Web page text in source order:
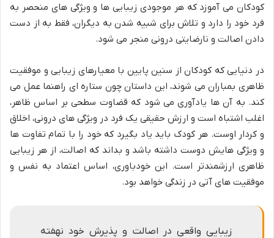
کودکان می آموزد که هر موجودی زیبایی ها و ویژگی های منحصر به
فرد خود را دارد و تلاش برای شبیه شدن به دیگران، فقط به از دست
دادن اصالت و نارضایتی درونی منجر می شود.
در دنیایی که کودکان از سنین پایین با معیارهای زیبایی و موفقیت
ظاهری بمباران می شوند، این داستان چون ستاره ای راهنما عمل می
کند. به آن ها یادآوری می شود که قضاوت سطحی بر اساس ظاهر،
اغلب اشتباه است و ارزش حقیقی یک فرد در ویژگی های درونی، اخلاق
و کردار اوست. هر کودک باید یاد بگیرد که خود را با تمام تفاوت ها
و ویژگی هایش دوست داشته باشد و بداند که اصالت، از هر زیبایی
ظاهری ارزشمندتر است. این خودباوری، اساس اعتماد به نفس و
موفقیت های آتی در زندگی خواهد بود.
زیبایی واقعی در اصالت و پذیرش خود نهفته